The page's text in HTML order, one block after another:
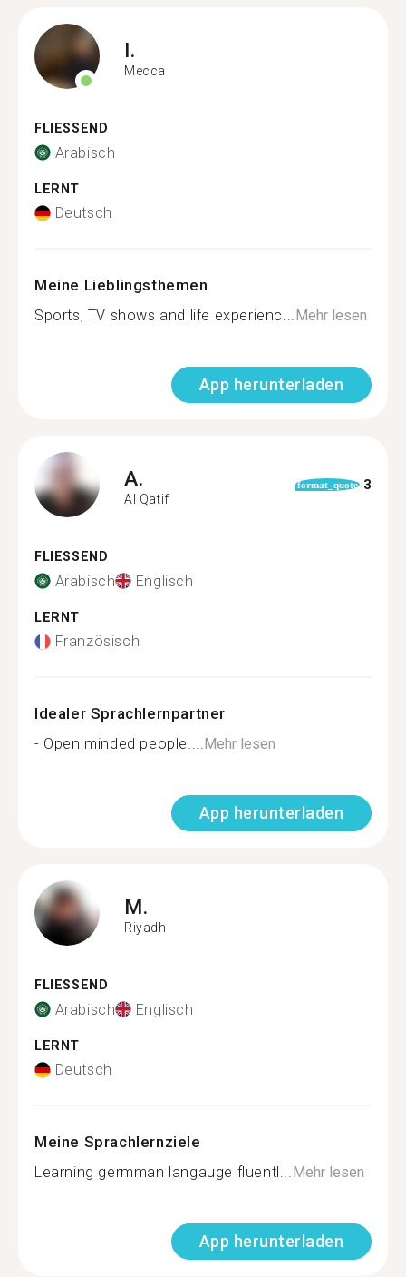
I.
Mecca
FLIESSEND
Arabisch
LERNT
Deutsch
Meine Lieblingsthemen
Sports, TV shows and life experienc...Mehr lesen
App herunterladen
A.
Al Qatif
format_quote 3
FLIESSEND
Arabisch Englisch
LERNT
Französisch
Idealer Sprachlernpartner
- Open minded people....Mehr lesen
App herunterladen
M.
Riyadh
FLIESSEND
Arabisch Englisch
LERNT
Deutsch
Meine Sprachlernziele
Learning germman langauge fluentl...Mehr lesen
App herunterladen